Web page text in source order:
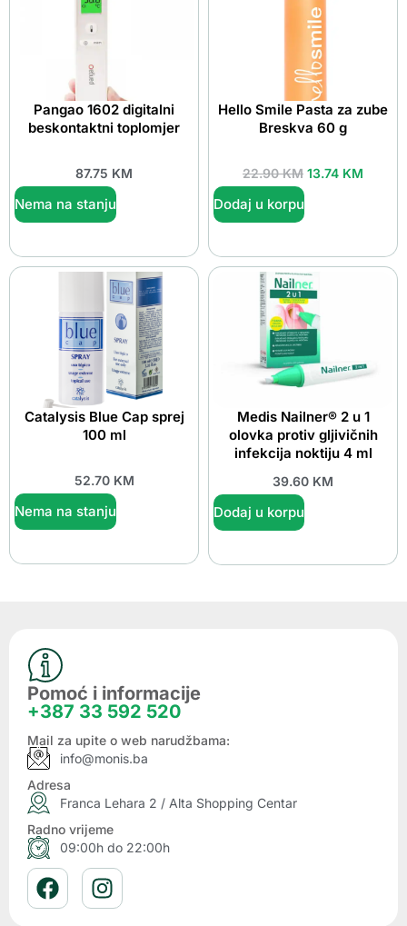
Pangao 1602 digitalni
beskontaktni toplomjer
87.75 KM
Nema na stanju
Hello Smile Pasta za zube
Breskva 60 g
22.90KM 13.74 KM
Dodaj u korpu
Catalysis Blue Cap sprej
100 ml
52.70 KM
Nema na stanju
Medis Nailner® 2 u 1
olovka protiv gljivičnih
infekcija noktiju 4 ml
39.60 KM
Dodaj u korpu
Pomoć i informacije
+387 33 592 520
Mail za upite o web narudžbama:
info@monis.ba
Adresa
Franca Lehara 2 / Alta Shopping Centar
Radno vrijeme
09:00h do 22:00h